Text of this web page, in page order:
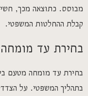
מבוסס. כתוצאה מכך,
קבלת ההחלטות המשפטי.
בחירת עד
בחירת עד מומחה מטעם
בתהליך המשפטי. על